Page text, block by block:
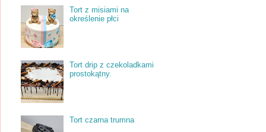
Tort z misiami na
określenie płci
Tort drip z czekoladkami
prostokątny.
Tort czarna trumna